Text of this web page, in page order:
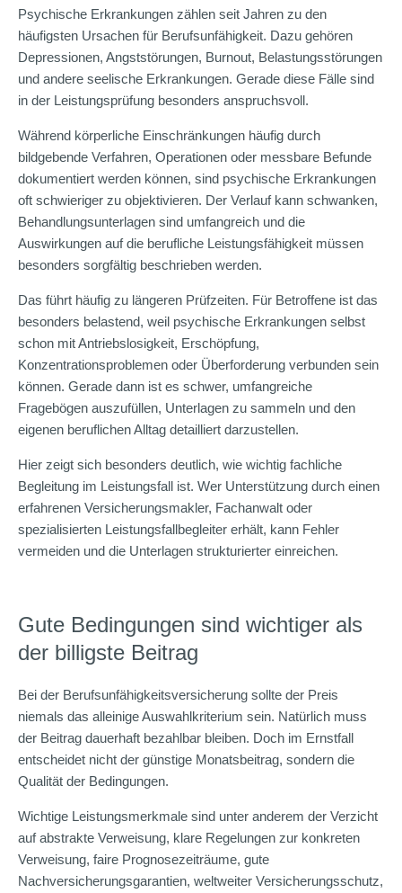
Psychische Erkrankungen zählen seit Jahren zu den
häufigsten Ursachen für Berufsunfähigkeit. Dazu gehören
Depressionen, Angststörungen, Burnout, Belastungsstörungen
und andere seelische Erkrankungen. Gerade diese Fälle sind
in der Leistungsprüfung besonders anspruchsvoll.
Während körperliche Einschränkungen häufig durch
bildgebende Verfahren, Operationen oder messbare Befunde
dokumentiert werden können, sind psychische Erkrankungen
oft schwieriger zu objektivieren. Der Verlauf kann schwanken,
Behandlungsunterlagen sind umfangreich und die
Auswirkungen auf die berufliche Leistungsfähigkeit müssen
besonders sorgfältig beschrieben werden.
Das führt häufig zu längeren Prüfzeiten. Für Betroffene ist das
besonders belastend, weil psychische Erkrankungen selbst
schon mit Antriebslosigkeit, Erschöpfung,
Konzentrationsproblemen oder Überforderung verbunden sein
können. Gerade dann ist es schwer, umfangreiche
Fragebögen auszufüllen, Unterlagen zu sammeln und den
eigenen beruflichen Alltag detailliert darzustellen.
Hier zeigt sich besonders deutlich, wie wichtig fachliche
Begleitung im Leistungsfall ist. Wer Unterstützung durch einen
erfahrenen Versicherungsmakler, Fachanwalt oder
spezialisierten Leistungsfallbegleiter erhält, kann Fehler
vermeiden und die Unterlagen strukturierter einreichen.
Gute Bedingungen sind wichtiger als
der billigste Beitrag
Bei der Berufsunfähigkeitsversicherung sollte der Preis
niemals das alleinige Auswahlkriterium sein. Natürlich muss
der Beitrag dauerhaft bezahlbar bleiben. Doch im Ernstfall
entscheidet nicht der günstige Monatsbeitrag, sondern die
Qualität der Bedingungen.
Wichtige Leistungsmerkmale sind unter anderem der Verzicht
auf abstrakte Verweisung, klare Regelungen zur konkreten
Verweisung, faire Prognosezeiträume, gute
Nachversicherungsgarantien, weltweiter Versicherungsschutz,